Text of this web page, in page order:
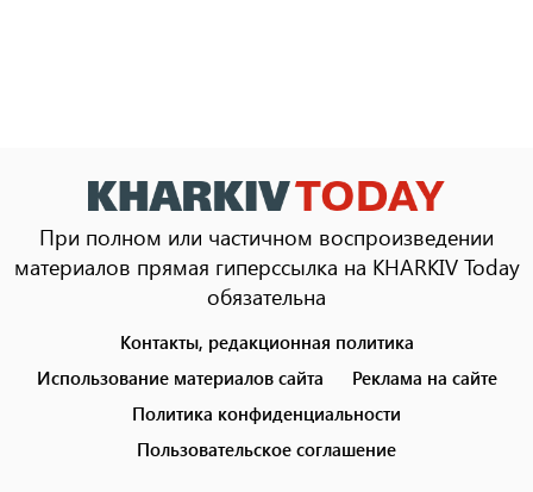
При полном или частичном воспроизведении
материалов прямая гиперссылка на KHARKIV Today
обязательна
menu
Контакты, редакционная политика
Использование материалов сайта
Реклама на сайте
Политика конфиденциальности
Пользовательское соглашение